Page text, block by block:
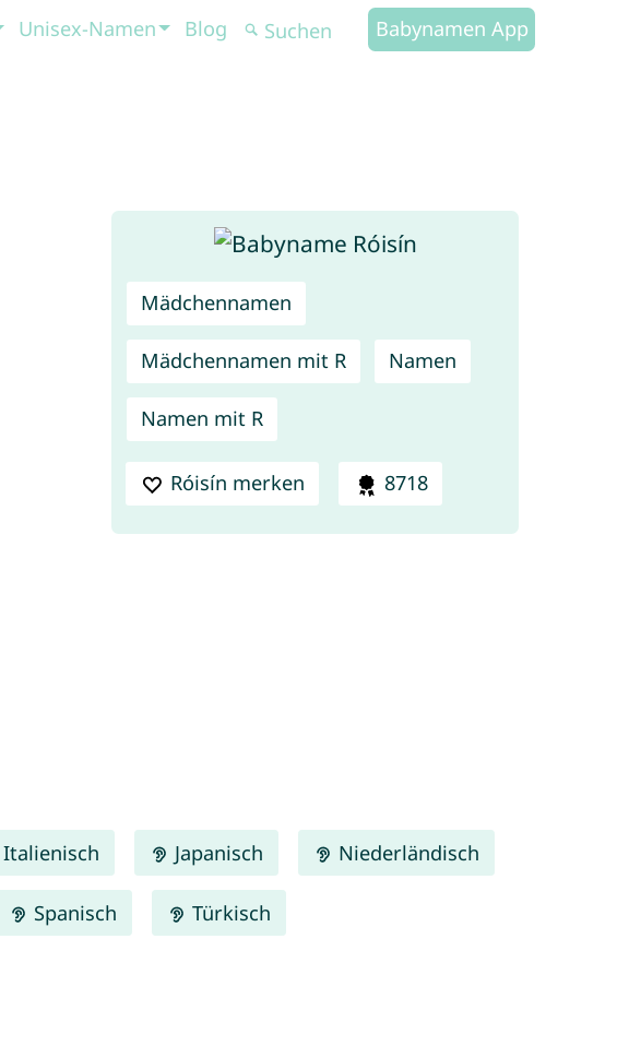
Unisex-Namen Blog Babynamen App
Mädchennamen
Mädchennamen mit R Namen
Namen mit R
Róisín merken 8718
Italienisch Japanisch Niederländisch
Spanisch Türkisch